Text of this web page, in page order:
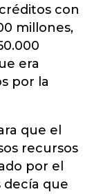
con
millones,
era
por la
que el
recursos
por el
decía que